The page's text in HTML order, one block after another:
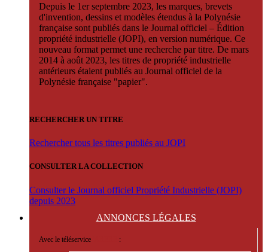
Depuis le 1er septembre 2023, les marques, brevets
d'invention, dessins et modèles étendus à la Polynésie
française sont publiés dans le Journal officiel – Édition
propriété industrielle (JOPI), en version numérique. Ce
nouveau format permet une recherche par titre. De mars
2014 à août 2023, les titres de propriété industrielle
antérieurs étaient publiés au Journal officiel de la
Polynésie française "papier".
RECHERCHER UN TITRE
Rechercher tous les titres publiés au JOPI
CONSULTER LA COLLECTION
Consulter le Journal officiel Propriété Industrielle (JOPI)
depuis 2023
ANNONCES LÉGALES
Avec le téléservice :